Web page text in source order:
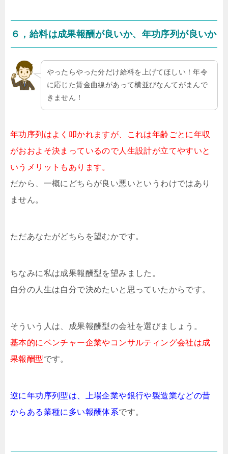
６，給料は成果報酬が良いか、年功序列が良いか
やったらやった分だけ給料を上げてほしい！年令
に応じた賃金曲線があって横並びなんてがまんで
きません！
年功序列はよく叩かれますが、これは年齢ごとに年収
がおおよそ決まっているので人生設計が立てやすいと
いうメリットもあります。
だから、一概にどちらが良い悪いというわけではあり
ません。
ただあなたがどちらを望むかです。
ちなみに私は成果報酬型を望みました。
自分の人生は自分で決めたいと思っていたからです。
そういう人は、成果報酬型の会社を選びましょう。
基本的にベンチャー企業やコンサルティング会社は成
果報酬型です。
逆に年功序列型は、上場企業や銀行や製造業などの昔
からある業種に多い報酬体系です。